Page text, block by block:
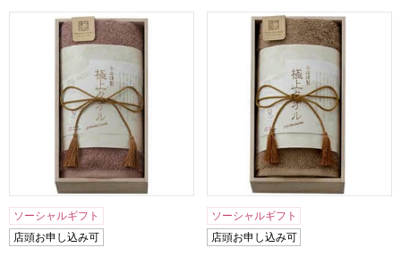
今治謹製 極上タオルギフト(木箱入り)【贈りものカタログ】
ソーシャルギフト
店頭お申し込み可
今治謹製 極上タオルギフト(
ソーシャルギフト
店頭お申し込み可